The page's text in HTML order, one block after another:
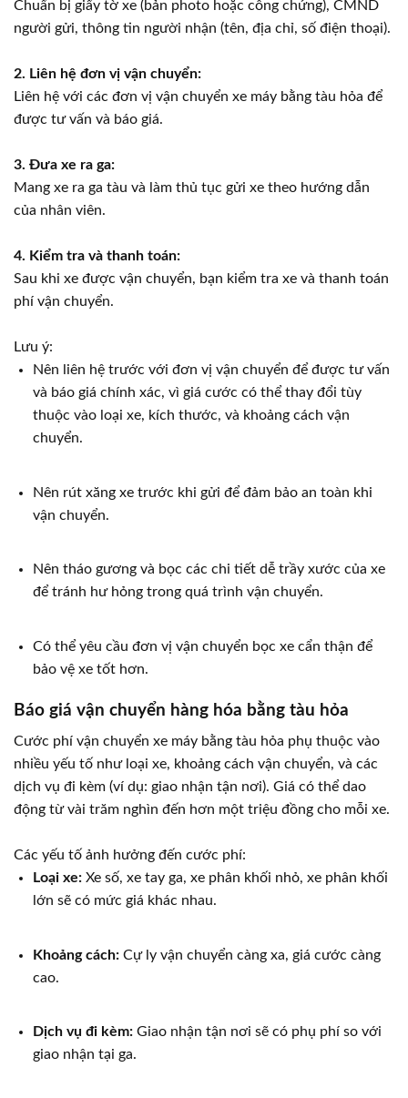
Chuẩn bị giấy tờ xe (bản photo hoặc công chứng), CMND
người gửi, thông tin người nhận (tên, địa chỉ, số điện thoại).
2. Liên hệ đơn vị vận chuyển:
Liên hệ với các đơn vị vận chuyển xe máy bằng tàu hỏa để
được tư vấn và báo giá.
3. Đưa xe ra ga:
Mang xe ra ga tàu và làm thủ tục gửi xe theo hướng dẫn
của nhân viên.
4. Kiểm tra và thanh toán:
Sau khi xe được vận chuyển, bạn kiểm tra xe và thanh toán
phí vận chuyển.
Lưu ý:
Nên liên hệ trước với đơn vị vận chuyển để được tư vấn
và báo giá chính xác, vì giá cước có thể thay đổi tùy
thuộc vào loại xe, kích thước, và khoảng cách vận
chuyển.
Nên rút xăng xe trước khi gửi để đảm bảo an toàn khi
vận chuyển.
Nên tháo gương và bọc các chi tiết dễ trầy xước của xe
để tránh hư hỏng trong quá trình vận chuyển.
Có thể yêu cầu đơn vị vận chuyển bọc xe cẩn thận để
bảo vệ xe tốt hơn.
Báo giá vận chuyển hàng hóa bằng tàu hỏa
Cước phí vận chuyển xe máy bằng tàu hỏa phụ thuộc vào
nhiều yếu tố như loại xe, khoảng cách vận chuyển, và các
dịch vụ đi kèm (ví dụ: giao nhận tận nơi). Giá có thể dao
động từ vài trăm nghìn đến hơn một triệu đồng cho mỗi xe.
Các yếu tố ảnh hưởng đến cước phí:
Loại xe: Xe số, xe tay ga, xe phân khối nhỏ, xe phân khối
lớn sẽ có mức giá khác nhau.
Khoảng cách: Cự ly vận chuyển càng xa, giá cước càng
cao.
Dịch vụ đi kèm: Giao nhận tận nơi sẽ có phụ phí so với
giao nhận tại ga.